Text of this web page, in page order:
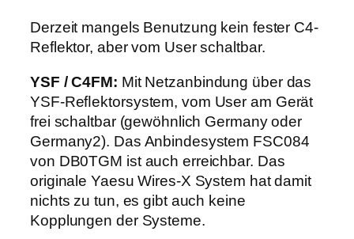
Derzeit mangels Benutzung kein fester C4-
Reflektor, aber vom User schaltbar.
YSF / C4FM: Mit Netzanbindung über das
YSF-Reﬂektorsystem, vom User am Gerät
frei schaltbar (gewöhnlich Germany oder
Germany2). Das Anbindesystem FSC084
von DB0TGM ist auch erreichbar. Das
originale Yaesu Wires-X System hat damit
nichts zu tun, es gibt auch keine
Kopplungen der Systeme.